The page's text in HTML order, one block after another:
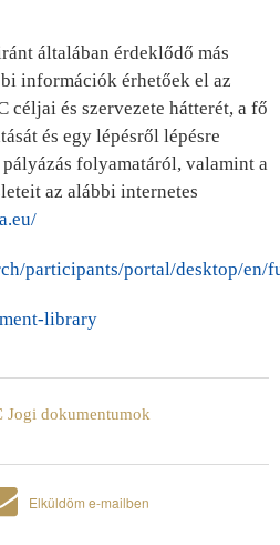
általában érdeklődő más
információk érhetőek el az
céljai és szervezete hátterét, a fő
és egy lépésről lépésre
folyamatáról, valamint a
az alábbi internetes
participants/portal/desktop/en/
library
Jogi dokumentumok
Elküldöm e-mailben